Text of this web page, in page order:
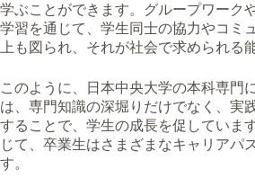
学ぶことができます。グループワーク
学習を通じて、学生同士の協力やコミ
上も図られ、それが社会で求められる
このように、日本中央大学の本科専門
は、専門知識の深堀りだけでなく、実
することで、学生の成長を促していま
じて、卒業生はさまざまなキャリアパ
す。